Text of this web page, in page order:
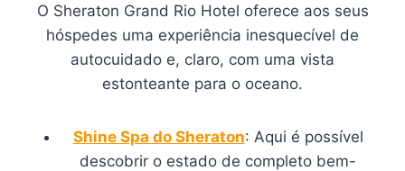
O Sheraton Grand Rio Hotel oferece aos seus
hóspedes uma experiência inesquecível de
autocuidado e, claro, com uma vista
estonteante para o oceano.
Shine Spa do Sheraton: Aqui é possível
descobrir o estado de completo bem-